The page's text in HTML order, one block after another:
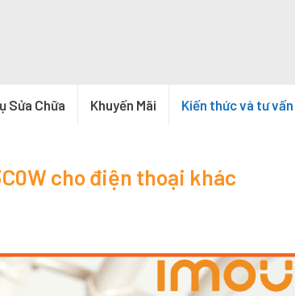
Sửa Chữa Khuyến Mãi Kiến thức và tư vấn
cho điện thoại khác